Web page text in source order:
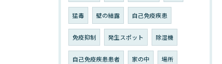
猛毒 壁の結露 自己免疫疾患
免疫抑制 発生スポット 除湿機
自己免疫疾患患者 家の中 場所